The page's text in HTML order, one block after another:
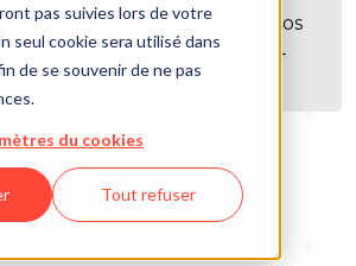
pas suivies lors de votre
seul cookie sera utilisé dans
de se souvenir de ne pas
du cookies
Tout refuser
annonce correspondant à vos
trouvée. Peut-être pourriez-
recherche ?